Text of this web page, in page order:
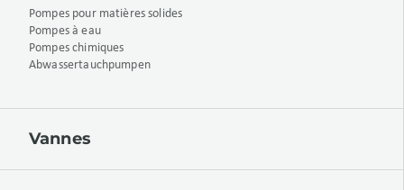
Pompes pour matières solides
Pompes à eau
Pompes chimiques
Abwassertauchpumpen
Vannes